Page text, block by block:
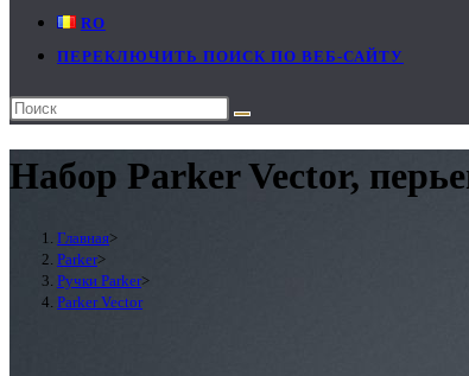
RO
ПЕРЕКЛЮЧИТЬ ПОИСК ПО ВЕБ-САЙТУ
Набор Parker Vector,
Главная>
Parker>
Ручки Parker>
Parker Vector